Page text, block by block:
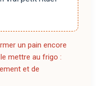
un pain encore
mettre au frigo :
et de